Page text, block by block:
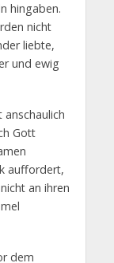
hingaben.
nicht
liebte,
und ewig
Gott
auffordert,
an ihren
dem